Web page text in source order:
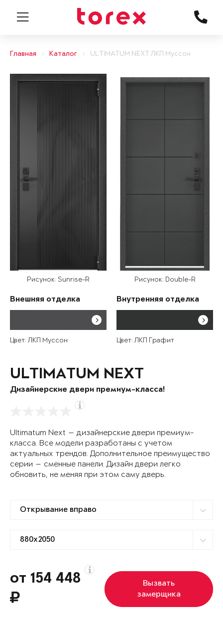
Главная Каталог ULTIMATUM NEXT ЛКП Муссон
Рисунок: Sunrise-R
Внешняя отделка
Цвет: ЛКП Муссон
Рисунок: Double-R
Внутренняя отделка
Цвет: ЛКП Графит
ULTIMATUM NEXT
Дизайнерские двери премиум-класса!
Ultimatum Next — дизайнерские двери премиум-
класса. Все модели разработаны с учетом
актуальных трендов. Дополнительное преимущество
серии — сменные панели. Дизайн двери легко
обновить, не меняя при этом саму дверь.
от 154 448
Вызвать
замерщика